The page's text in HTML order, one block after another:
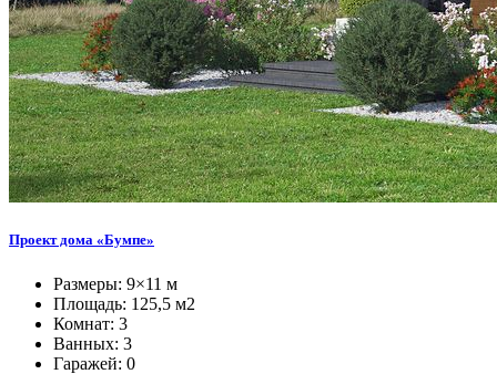
Проект дома «Бумпе»
Размеры: 9×11 м
Площадь: 125,5 м2
Комнат: 3
Ванных: 3
Гаражей: 0